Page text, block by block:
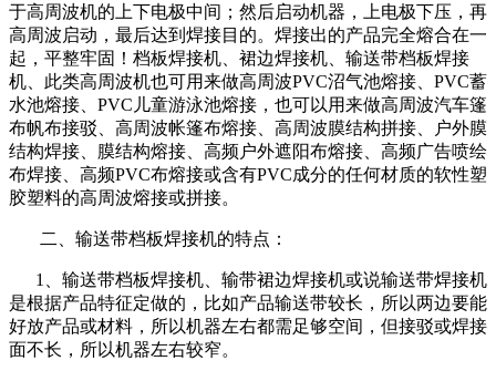
于高周波机的上下电极中间；然后启动机器，上电极下压，再
高周波启动，最后达到焊接目的。焊接出的产品完全熔合在一
起，平整牢固！档板焊接机、裙边焊接机、输送带档板焊接
机、此类高周波机也可用来做高周波PVC沼气池熔接、PVC蓄
水池熔接、PVC儿童游泳池熔接，也可以用来做高周波汽车篷
布帆布接驳、高周波帐篷布熔接、高周波膜结构拼接、户外膜
结构焊接、膜结构熔接、高频户外遮阳布熔接、高频广告喷绘
布焊接、高频PVC布熔接或含有PVC成分的任何材质的软性塑
胶塑料的高周波熔接或拼接。
二、输送带档板焊接机的特点：
1、输送带档板焊接机、输带裙边焊接机或说输送带焊接机
是根据产品特征定做的，比如产品输送带较长，所以两边要能
好放产品或材料，所以机器左右都需足够空间，但接驳或焊接
面不长，所以机器左右较窄。